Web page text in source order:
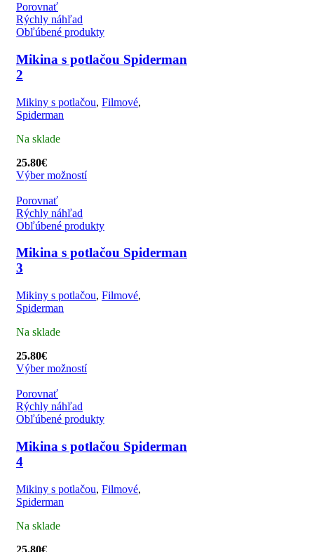
Porovnať
Rýchly náhľad
Obľúbené produkty
Mikina s potlačou Spiderman
2
Mikiny s potlačou, Filmové,
Spiderman
Na sklade
25.80€
Výber možností
Porovnať
Rýchly náhľad
Obľúbené produkty
Mikina s potlačou Spiderman
3
Mikiny s potlačou, Filmové,
Spiderman
Na sklade
25.80€
Výber možností
Porovnať
Rýchly náhľad
Obľúbené produkty
Mikina s potlačou Spiderman
4
Mikiny s potlačou, Filmové,
Spiderman
Na sklade
25.80€